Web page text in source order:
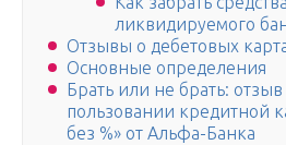
ликвидируемого
Отзывы о дебетовых
Основные определения
Брать или не брать:
пользовании кредитной
без %» от Альфа-Банка